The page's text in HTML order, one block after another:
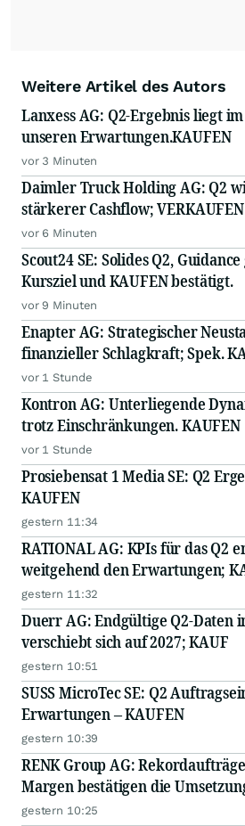
Weitere Artikel des Autors
Lanxess AG: Q2-Ergebnis liegt
unseren Erwartungen.KAUFEN
vor 3 Minuten
Daimler Truck Holding AG: Q2
stärkerer Cashflow; VERKAUFEN
vor 6 Minuten
Scout24 SE: Solides Q2,
Kursziel und KAUFEN bestätigt.
vor 9 Minuten
Enapter AG: Strategischer
finanzieller Schlagkraft; Spek.
vor 1 Stunde
Kontron AG: Unterliegende
trotz Einschränkungen. KAUFEN
vor 1 Stunde
Prosiebensat 1 Media SE: Q2
KAUFEN
gestern 11:34
RATIONAL AG: KPIs für das Q2 entsprechen
weitgehend den Erwartungen;
gestern 11:32
Duerr AG: Endgültige Q2-Daten
verschiebt sich auf 2027; KAUF
gestern 10:51
SUSS MicroTec SE: Q2
Erwartungen – KAUFEN
gestern 10:39
RENK Group AG:
Margen bestätigen die
gestern 10:25